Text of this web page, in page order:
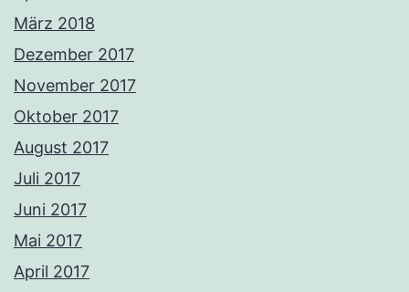
März 2018
Dezember 2017
November 2017
Oktober 2017
August 2017
Juli 2017
Juni 2017
Mai 2017
April 2017